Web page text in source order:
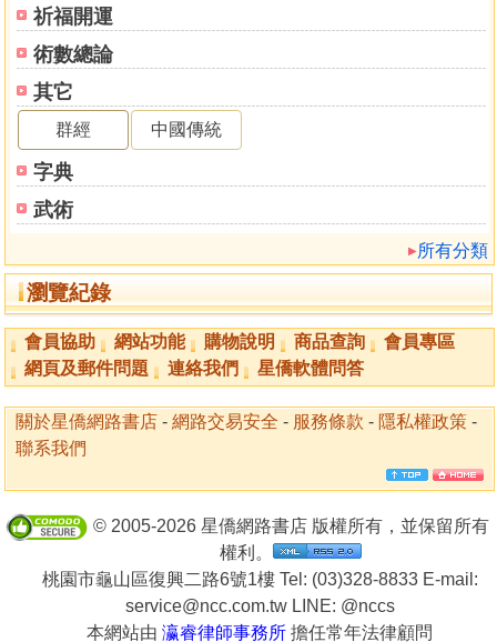
祈福開運
術數總論
其它
群經 中國傳統
字典
武術
所有分類
瀏覽紀錄
會員協助 網站功能 購物說明 商品查詢
會員專區
網頁及郵件問題
連絡我們 星僑軟體問答
關於星僑網路書店 - 網路交易安全 - 服務條款 - 隱私權政策 -
聯系我們
© 2005-2026 星僑網路書店 版權所有，並保留所有
權利。
桃園市龜山區復興二路6號1樓 Tel: (03)328-8833 E-mail:
service@ncc.com.tw LINE: @nccs
本網站由 瀛睿律師事務所 擔任常年法律顧問